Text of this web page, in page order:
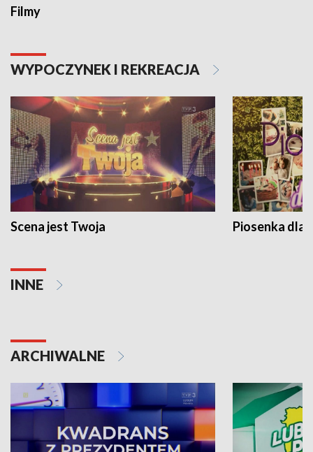
Filmy
WYPOCZYNEK I REKREACJA
Scena jest Twoja Piosenka dla
INNE
ARCHIWALNE